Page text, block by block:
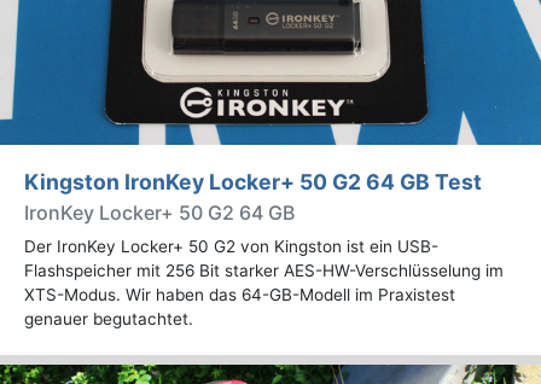
Kingston IronKey Locker+ 50 G2 64 GB Test
IronKey Locker+ 50 G2 64 GB
Der IronKey Locker+ 50 G2 von Kingston ist ein USB-
Flashspeicher mit 256 Bit starker AES-HW-Verschlüsselung im
XTS-Modus. Wir haben das 64-GB-Modell im Praxistest
genauer begutachtet.